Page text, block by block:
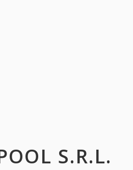
S.R.L.